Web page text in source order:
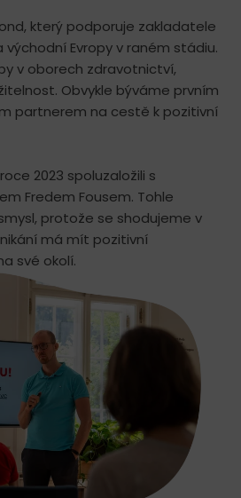
který podporuje zakladatele
Evropy v raném stádiu.
v oborech zdravotnictví,
Obvykle býváme prvním
partnerem na cestě k pozitivní
2023 spoluzaložili s
Fredem Fousem. Tohle
protože se shodujeme v
má mít pozitivní
své okolí.